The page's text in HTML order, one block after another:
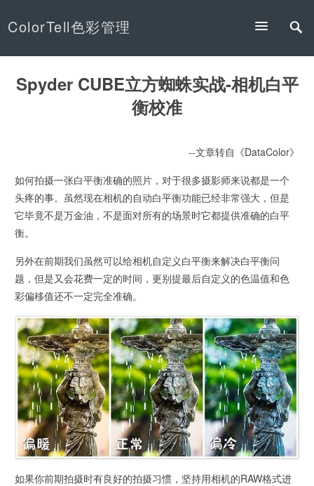
ColorTell色彩管理
Spyder CUBE立方蜘蛛实战-相机白平
衡校准
--文章转自《DataColor》
如何拍摄一张白平衡准确的照片，对于很多摄影师来说都是一个
头疼的事。虽然现在相机的自动白平衡功能已经非常强大，但是
它毕竟不是万金油，不是面对所有的场景时它都提供准确的白平
衡。
另外在前期我们虽然可以给相机自定义白平衡来解决白平衡问
题，但是又会花费一定的时间，更别提最后自定义的色温值和色
彩偏移值还不一定完全准确。
如果你前期拍摄时有良好的拍摄习惯，坚持用相机的RAW格式进